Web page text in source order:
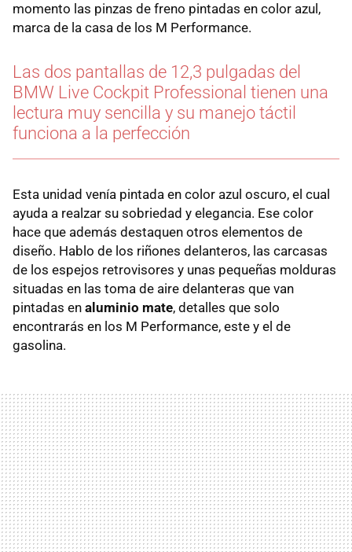
momento las pinzas de freno pintadas en color azul,
marca de la casa de los M Performance.
Las dos pantallas de 12,3 pulgadas del
BMW Live Cockpit Professional tienen una
lectura muy sencilla y su manejo táctil
funciona a la perfección
Esta unidad venía pintada en color azul oscuro, el cual
ayuda a realzar su sobriedad y elegancia. Ese color
hace que además destaquen otros elementos de
diseño. Hablo de los riñones delanteros, las carcasas
de los espejos retrovisores y unas pequeñas molduras
situadas en las toma de aire delanteras que van
pintadas en aluminio mate, detalles que solo
encontrarás en los M Performance, este y el de
gasolina.